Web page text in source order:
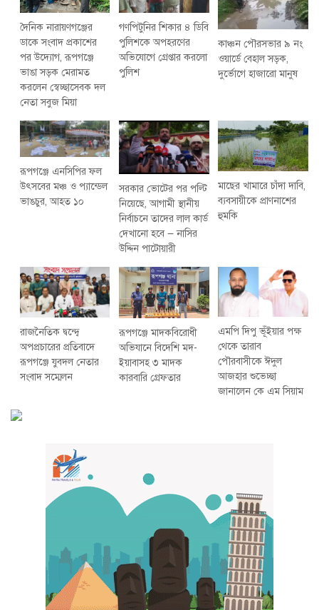
দৈনিক নারায়ণগঞ্জের
ডাকে সংবাদ প্রকাশের
পর উদ্যোগ, রূপগঞ্জে
ভাঙা সড়ক মেরামত
করলেন স্বেচ্ছাসেবক দল
নেতা সবুজ মিয়া
গণপিটুনির শিকার ৪ ডিবি
পুলিশকে অপহরণের
অভিযোগে গ্রেপ্তার করলো
পুলিশ
কাঞ্চন পৌরসভার ৯ নং
ওয়ার্ডে বেহাল সড়ক,
দুর্ভোগে হাজারো মানুষ
রূপগঞ্জে এনসিপির ফল
উৎসবের মঞ্চ ও প্যান্ডেল
ভাঙচুর, আহত ১০
সরকার ভোটের পর পল্টি
নিয়েছে, আগামী স্থানীয়
নির্বাচনে তাদের লাল কার্ড
দেখানো হবে — নাসির
উদ্দিন পাটোয়ারী
মাছের খামারে চাঁদা দাবি,
ব্যবসায়ীকে প্রাণনাশের
হুমকি
রাজনৈতিক দ্বন্দ্বে
অপপ্রচারের প্রতিবাদে
‎রূপগঞ্জে যুবদল নেতার
সংবাদ সম্মেলন ‎
রূপগঞ্জে মাদকবিরোধী
অভিযানে বিদেশি মদ-
ইয়াবাসহ ৩ মাদক
কারবারি গ্রেফতার
এমপি দিপু ভূঁইয়ার পক্ষ
থেকে তারাব
পৌরবাসীকে ঈদুল
আজহার শুভেচ্ছা
জানালেন কে এম সিয়াম